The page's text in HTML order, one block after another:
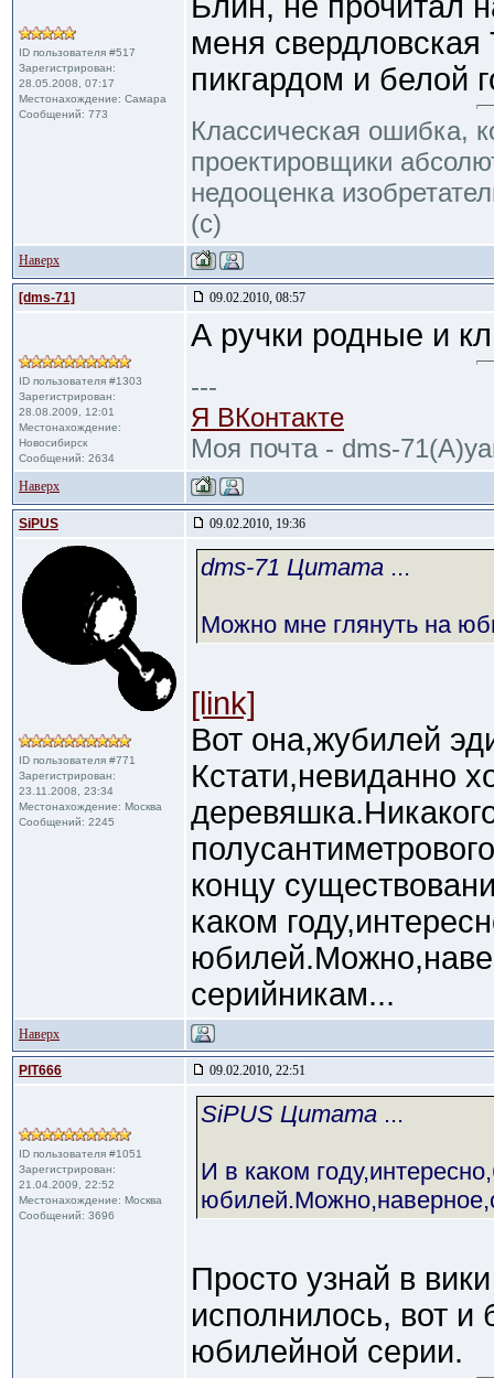
ID пользователя #517
Зарегистрирован:
28.05.2008, 07:17
Местонахождение: Самара
Сообщений: 773
меня
пикгардом и белой
Классическая ошибка,
проектировщики
недооценка
(с)
Наверх
[dms-71] 09.02.2010, 08:57
ID пользователя #1303
Зарегистрирован:
28.08.2009, 12:01
Местонахождение:
Новосибирск
Сообщений: 2634
А ручки родные и
---
Я ВКонтакте
Моя почта - dms-
Наверх
SiPUS 09.02.2010, 19:36
ID пользователя #771
Зарегистрирован:
23.11.2008, 23:34
Местонахождение: Москва
Сообщений: 2245
dms-71 Цитата ...
Можно мне глянуть на
[link]
Вот она,жубилей
Кстати,невиданно
концу
каком
серийникам...
Наверх
PIT666 09.02.2010, 22:51
ID пользователя #1051
Зарегистрирован:
21.04.2009, 22:52
Местонахождение: Москва
Сообщений: 3696
SiPUS Цитата ...
И в каком
Просто узнай в
исполнилось, вот и
юбилейной серии.